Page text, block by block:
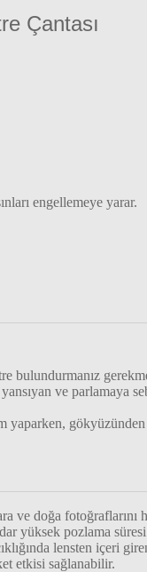
Çantası
engellemeye yarar.
bulundurmanız
ve parlamaya
ve doğa
yüksek pozlama
lensten içeri
etkisi sağlanabilir.